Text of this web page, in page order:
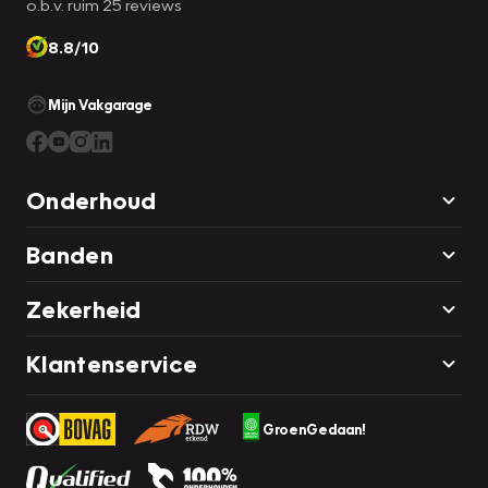
8.8/10
Mijn Vakgarage
Onderhoud
Banden
Zekerheid
Klantenservice
GroenGedaan!